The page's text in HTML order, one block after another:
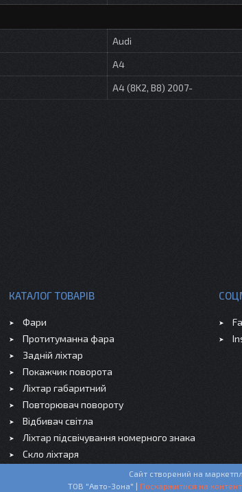
Audi
A4
A4 (8K2, B8) 2007-
КАТАЛОГ ТОВАРІВ
Фари
Протитуманна фара
Задній ліхтар
Покажчик поворота
Ліхтар габаритний
Повторювач повороту
Відбивач світла
Ліхтар підсвічування номерного знака
Скло ліхтаря
Сайт створений на
ТОВ "Авто-Зона" | Поскаржитися на контент